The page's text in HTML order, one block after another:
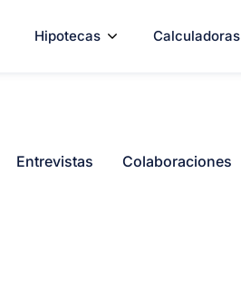
Hipotecas Calculadoras
Entrevistas Colaboraciones